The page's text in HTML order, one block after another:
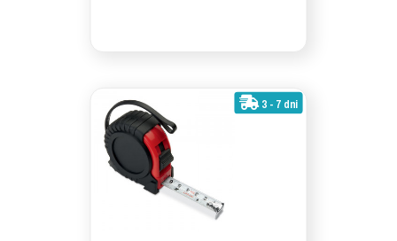
3 - 7 dni